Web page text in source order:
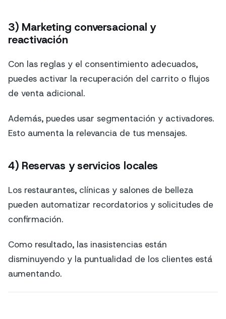
3) Marketing conversacional y
reactivación
Con las reglas y el consentimiento adecuados,
puedes activar la recuperación del carrito o flujos
de venta adicional.
Además, puedes usar segmentación y activadores.
Esto aumenta la relevancia de tus mensajes.
4) Reservas y servicios locales
Los restaurantes, clínicas y salones de belleza
pueden automatizar recordatorios y solicitudes de
confirmación.
Como resultado, las inasistencias están
disminuyendo y la puntualidad de los clientes está
aumentando.